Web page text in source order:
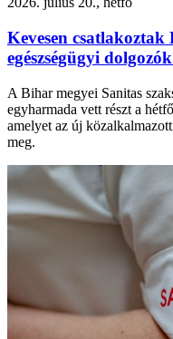
Kevesen csatlakoztak
egészségügyi
A Bihar megyei Sanitas
egyharmada vett részt a
amelyet az új
meg.